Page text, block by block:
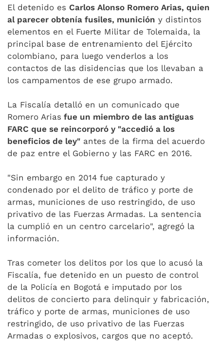
El detenido es Carlos Alonso Romero Arias, quien
al parecer obtenía fusiles, munición y distintos
elementos en el Fuerte Militar de Tolemaida, la
principal base de entrenamiento del Ejército
colombiano, para luego venderlos a los
contactos de las disidencias que los llevaban a
los campamentos de ese grupo armado.
La Fiscalía detalló en un comunicado que
Romero Arias fue un miembro de las antiguas
FARC que se reincorporó y "accedió a los
beneficios de ley" antes de la firma del acuerdo
de paz entre el Gobierno y las FARC en 2016.
"Sin embargo en 2014 fue capturado y
condenado por el delito de tráfico y porte de
armas, municiones de uso restringido, de uso
privativo de las Fuerzas Armadas. La sentencia
la cumplió en un centro carcelario", agregó la
información.
Tras cometer los delitos por los que lo acusó la
Fiscalía, fue detenido en un puesto de control
de la Policía en Bogotá e imputado por los
delitos de concierto para delinquir y fabricación,
tráfico y porte de armas, municiones de uso
restringido, de uso privativo de las Fuerzas
Armadas o explosivos, cargos que no aceptó.